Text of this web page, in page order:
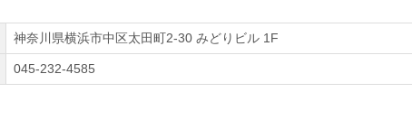
神奈川県横浜市中区太田町2-30 みどりビル 1F
045-232-4585